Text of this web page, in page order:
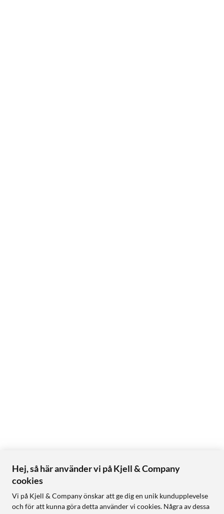
Hej, så här använder vi på Kjell & Company
cookies
Vi på Kjell & Company önskar att ge dig en unik kundupplevelse
och för att kunna göra detta använder vi cookies. Några av dessa